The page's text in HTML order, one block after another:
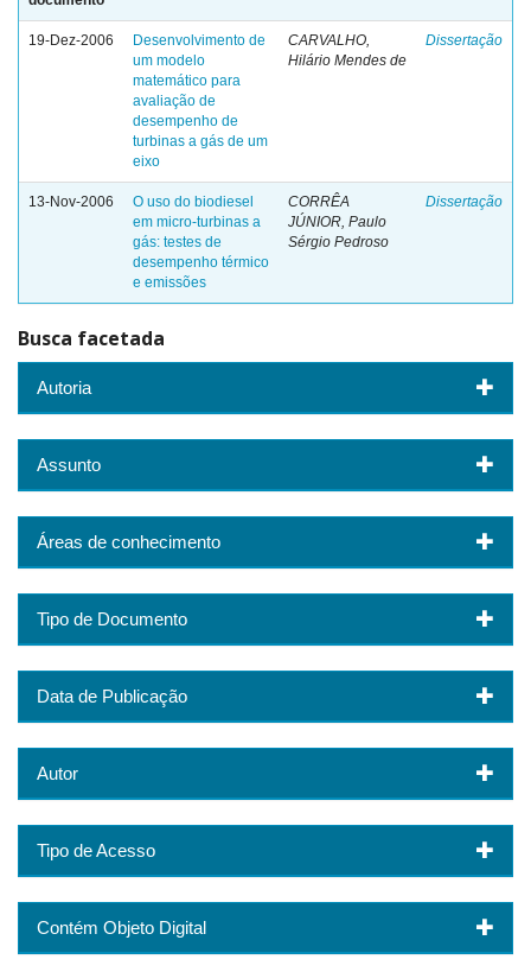
19-Dez-2006
Desenvolvimento de
um modelo
matemático para
avaliação de
desempenho de
turbinas a gás de um
eixo
CARVALHO,
Hilário Mendes de
Dissertação
13-Nov-2006
O uso do biodiesel
em micro-turbinas a
gás: testes de
desempenho térmico
e emissões
CORRÊA
JÚNIOR, Paulo
Sérgio Pedroso
Dissertação
Busca facetada
Autoria
Assunto
Áreas de conhecimento
Tipo de Documento
Data de Publicação
Autor
Tipo de Acesso
Contém Objeto Digital